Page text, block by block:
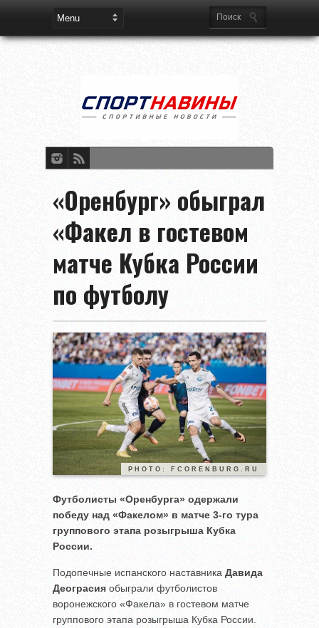
«Оренбург» обыграл
«Факел в гостевом
матче Кубка России
по футболу
PHOTO: FCORENBURG.RU
Футболисты «Оренбурга» одержали
победу над «Факелом» в матче 3-го тура
группового этапа розыгрыша Кубка
России.
Подопечные испанского наставника Давида
Деограсия обыграли футболистов
воронежского «Факела» в гостевом матче
группового этапа розыгрыша Кубка России.